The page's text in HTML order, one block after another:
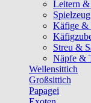
Leitern &
Spielzeug
Käfige &
Streu &
Näpfe &
Wellensittich
Großsittich
Papagei